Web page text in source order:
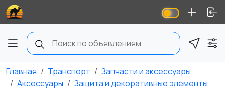
Главная Транспорт
Запчасти и аксессуары
Аксессуары
Защита и декоративные элементы